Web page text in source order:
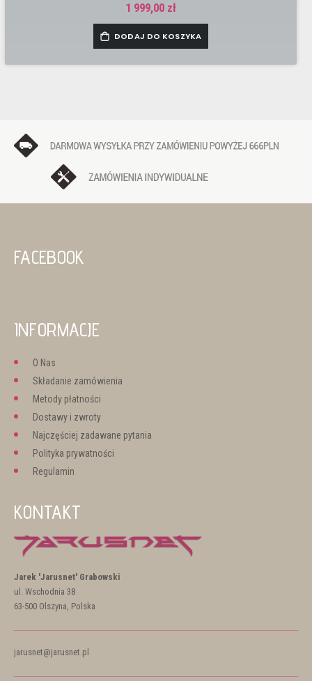
1 999,00 zł
DODAJ DO KOSZYKA
FACEBOOK
INFORMACJE
O Nas
Składanie zamówienia
Metody płatności
Dostawy i zwroty
Najczęściej zadawane pytania
Polityka prywatności
Regulamin
KONTAKT
Jarek 'Jarusnet' Grabowski
ul. Wschodnia 38
63-500 Olszyna, Polska
jarusnet@jarusnet.pl